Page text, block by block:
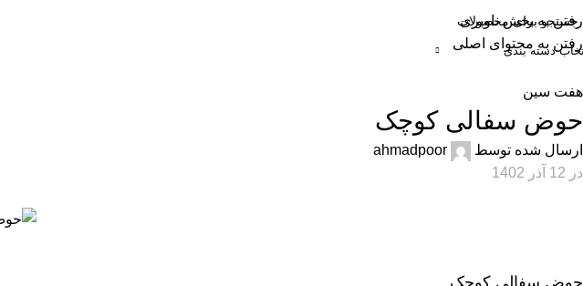
رفتن به بخش ناوبری
رفتن به محتوای اصلی
دسته بندی
اصلی فروشگاه
هفت سین
حوض سفالی کوچک
ارسال شده توسط
ahmadpoor
در 12 آذر 1402